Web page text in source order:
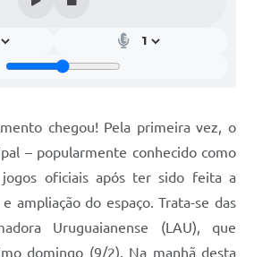
chegou! Pela primeira vez, o
– popularmente conhecido como
oficiais após ter sido feita a
ampliação do espaço. Trata-se das
Uruguaianense (LAU), que
domingo (9/2). Na manhã desta